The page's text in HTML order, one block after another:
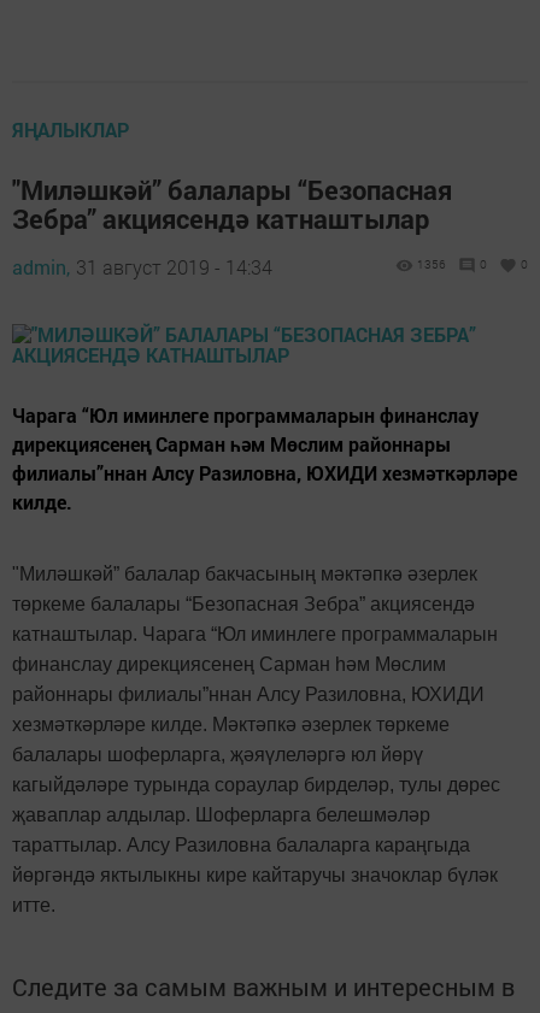
ЯҢАЛЫКЛАР
"Миләшкәй” балалары “Безопасная
Зебра” акциясендә катнаштылар
admin, 31 август 2019 - 14:34 1356 0 0
Чарага “Юл иминлеге программаларын финанслау
дирекциясенең Сарман һәм Мөслим районнары
филиалы”ннан Алсу Разиловна, ЮХИДИ хезмәткәрләре
килде.
"Миләшкәй” балалар бакчасының мәктәпкә әзерлек
төркеме балалары “Безопасная Зебра” акциясендә
катнаштылар. Чарага “Юл иминлеге программаларын
финанслау дирекциясенең Сарман һәм Мөслим
районнары филиалы”ннан Алсу Разиловна, ЮХИДИ
хезмәткәрләре килде. Мәктәпкә әзерлек төркеме
балалары шоферларга, җәяүлеләргә юл йөрү
кагыйдәләре турында сораулар бирделәр, тулы дөрес
җаваплар алдылар. Шоферларга белешмәләр
тараттылар. Алсу Разиловна балаларга караңгыда
йөргәндә яктылыкны кире кайтаручы значоклар бүләк
итте.
Следите за самым важным и интересным в